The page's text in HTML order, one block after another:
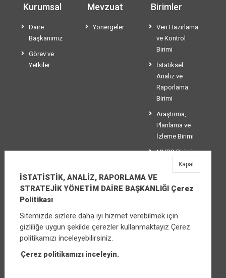
Kurumsal
Daire
Başkanımız
Görev ve
Yetkiler
Mevzuat
Yönergeler
Birimler
Veri Hazırlama
ve Kontrol
Birimi
İstatiksel
Analiz ve
Raporlama
Birimi
Araştırma,
Planlama ve
İzleme Birimi
MHRS Birimi
Stratejik
Yönetim Birimi
İSTATİSTİK, ANALİZ, RAPORLAMA VE
STRATEJİK YÖNETİM DAİRE BAŞKANLIĞI
Üniversiteler Mahallesi Şehit Mehmet Bayraktar
Caddesi No:3 Çankaya/Ankara
İSTATİSTİK, ANALİZ, RAPORLAMA VE
STRATEJİK YÖNETİM DAİRE BAŞKANLIĞI Çerez
Politikası
Sitemizde sizlere daha iyi hizmet verebilmek için
gizliliğe uygun şekilde çerezler kullanmaktayız Çerez
politikamızı inceleyebilirsiniz.
Çerez politikamızı inceleyin.
Kapat